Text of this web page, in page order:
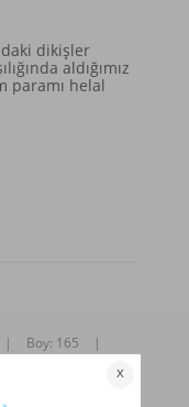
dikişler
aldığımız
paramı helal
| Boy: 165
|